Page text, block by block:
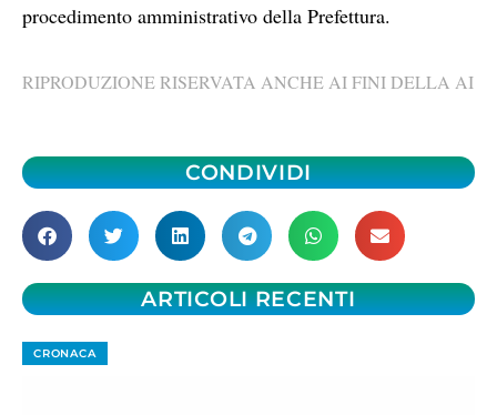
procedimento amministrativo della Prefettura.
RIPRODUZIONE RISERVATA ANCHE AI FINI DELLA AI
CONDIVIDI
ARTICOLI RECENTI
CRONACA